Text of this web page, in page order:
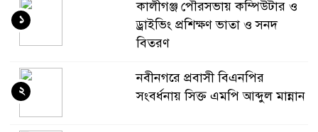
কালীগঞ্জ পৌরসভায় কম্পিউটার ও
ড্রাইভিং প্রশিক্ষণ ভাতা ও সনদ
বিতরণ
১
নবীনগরে প্রবাসী বিএনপির
সংবর্ধনায় সিক্ত এমপি আব্দুল মান্নান
২